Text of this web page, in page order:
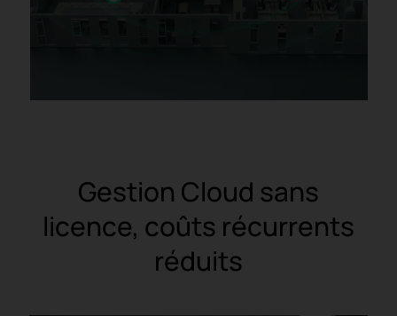
Gestion Cloud sans
licence, coûts récurrents
réduits